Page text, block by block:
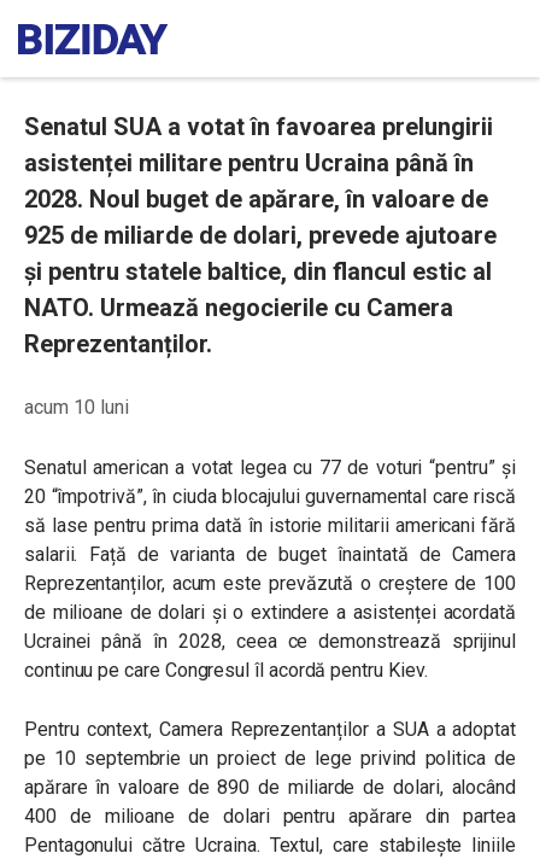
Senatul SUA a votat în favoarea prelungirii
asistenței militare pentru Ucraina până în
2028. Noul buget de apărare, în valoare de
925 de miliarde de dolari, prevede ajutoare
și pentru statele baltice, din flancul estic al
NATO. Urmează negocierile cu Camera
Reprezentanților.
acum 10 luni
Senatul american a votat legea cu 77 de voturi “pentru” și
20 “împotrivă”, în ciuda blocajului guvernamental care riscă
să lase pentru prima dată în istorie militarii americani fără
salarii. Față de varianta de buget înaintată de Camera
Reprezentanților, acum este prevăzută o creștere de 100
de milioane de dolari și o extindere a asistenței acordată
Ucrainei până în 2028, ceea ce demonstrează sprijinul
continuu pe care Congresul îl acordă pentru Kiev.
Pentru context, Camera Reprezentanților a SUA a adoptat
pe 10 septembrie un proiect de lege privind politica de
apărare în valoare de 890 de miliarde de dolari, alocând
400 de milioane de dolari pentru apărare din partea
Pentagonului către Ucraina. Textul, care stabilește liniile